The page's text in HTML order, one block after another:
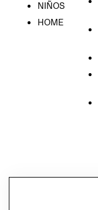
NIÑOS
HOME